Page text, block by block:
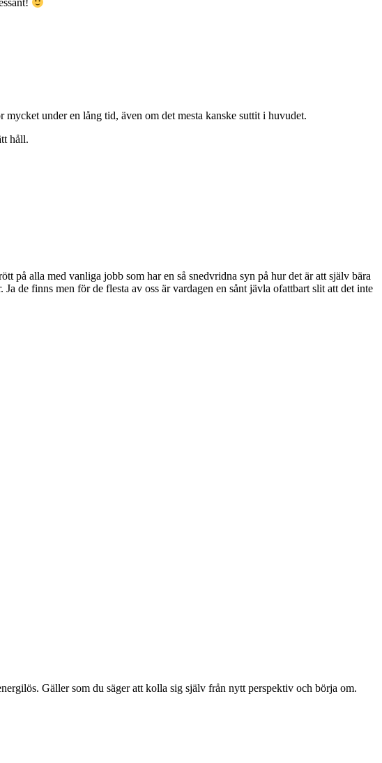
under en lång tid, även om det mesta kanske suttit i huvudet.
håll.
på alla med vanliga jobb som har en så snedvridna syn på hur det är att själv bära
de finns men för de flesta av oss är vardagen en sånt jävla ofattbart slit att det inte
Gäller som du säger att kolla sig själv från nytt perspektiv och börja om.